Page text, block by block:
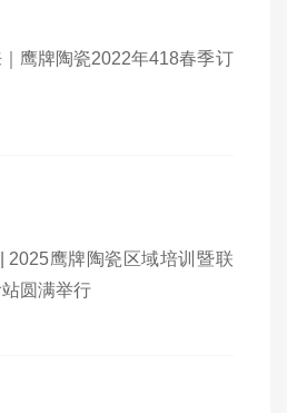
鹰牌陶瓷2022年418春季订
2025鹰牌陶瓷区域培训暨联
圆满举行